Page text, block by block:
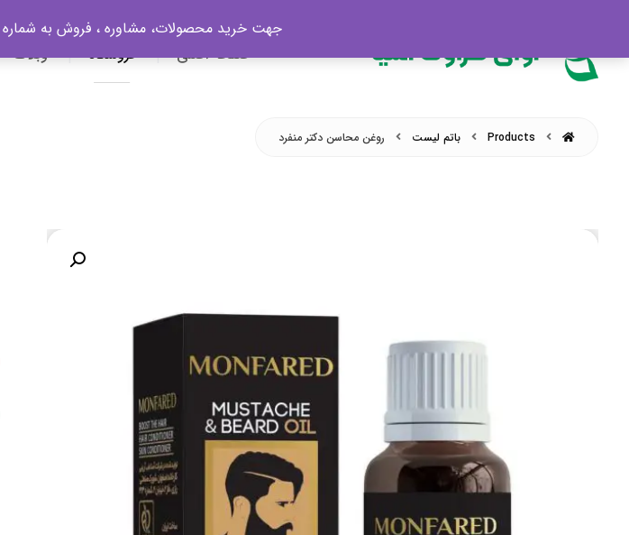
صفحه اصلی فروشگاه وبلاگ
Products باتم لیست روغن محاسن دکتر منفرد
جهت خرید محصولات، مشاوره ، فروش به شماره 100050900 پیامک ارسال فرمایید